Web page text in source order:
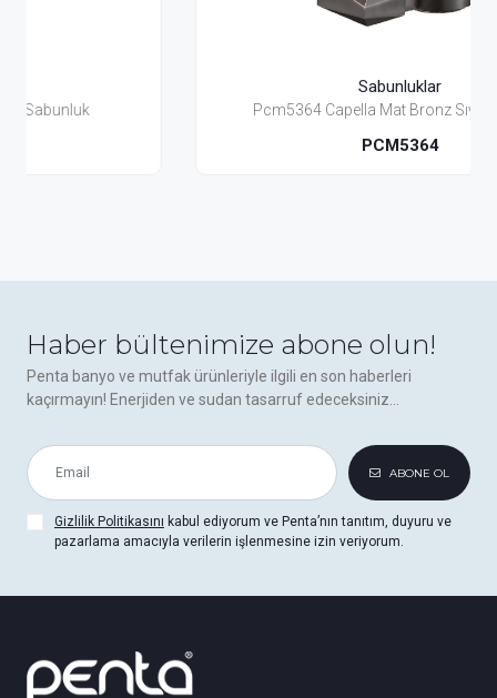
Pcm5364 Capella Mat Bronz Sıvı Sabunluk
Haber bültenimize abone olun!
Penta banyo ve mutfak ürünleriyle ilgili en son haberleri
kaçırmayın! Enerjiden ve sudan tasarruf edeceksiniz...
ABONE OL
Gizlilik Politikasını kabul ediyorum ve Penta’nın tanıtım, duyuru ve
pazarlama amacıyla verilerin işlenmesine izin veriyorum.